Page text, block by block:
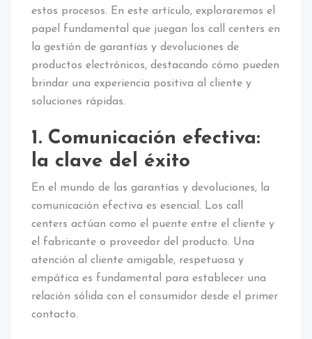
estos procesos. En este artículo, exploraremos el
papel fundamental que juegan los call centers en
la gestión de garantías y devoluciones de
productos electrónicos, destacando cómo pueden
brindar una experiencia positiva al cliente y
soluciones rápidas.
1. Comunicación efectiva:
la clave del éxito
En el mundo de las garantías y devoluciones, la
comunicación efectiva es esencial. Los call
centers actúan como el puente entre el cliente y
el fabricante o proveedor del producto. Una
atención al cliente amigable, respetuosa y
empática es fundamental para establecer una
relación sólida con el consumidor desde el primer
contacto.